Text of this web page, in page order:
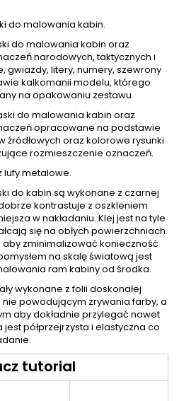
do malowania kabin.
do malowania kabin oraz
narodowych, taktycznych i
gwiazdy, litery, numery, szewrony
kalkomanii modelu, którego
na opakowaniu zestawu.
do malowania kabin oraz
opracowane na podstawie
źródłowych oraz kolorowe rysunki
rozmieszczenie oznaczeń.
metalowe.
do kabin są wykonane z czarnej
kontrastuje z oszkleniem
w nakładaniu. Klej jest na tyle
się na obłych powierzchniach.
aby zminimalizować konieczność
na skalę światową jest
ram kabiny od środka.
wykonane z folii doskonałej
powodującym zrywania farby, a
aby dokładnie przylegać nawet
jest półprzejrzysta i elastyczna co
tutorial